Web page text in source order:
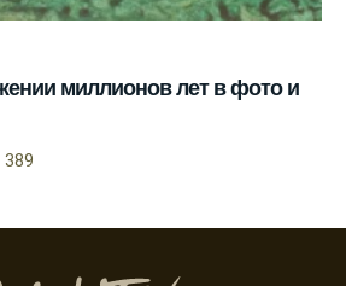
клева.
время для рыбной
клев рыбы включает в
время для ловли хищной
миллионов лет в фото и
389